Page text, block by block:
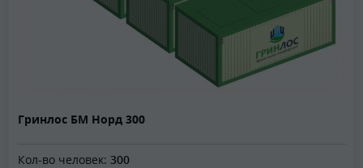
Гринлос БМ Норд 300
Кол-во человек: 300